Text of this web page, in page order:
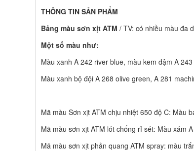
THÔNG TIN SẢN PHẨM
Bảng màu sơn xịt ATM / TV: có nhiều màu đa
Một số màu như:
Màu xanh A 242 river blue, màu kem đậm A
Màu xanh bộ đội A 268 olive green, A 281
Mã màu Sơn xịt ATM chịu nhiệt 650 độ C: Màu
Mã màu sơn xịt ATM lót chống rỉ sét: Màu xám
Mã màu sơn xịt phản quang ATM spray: màu